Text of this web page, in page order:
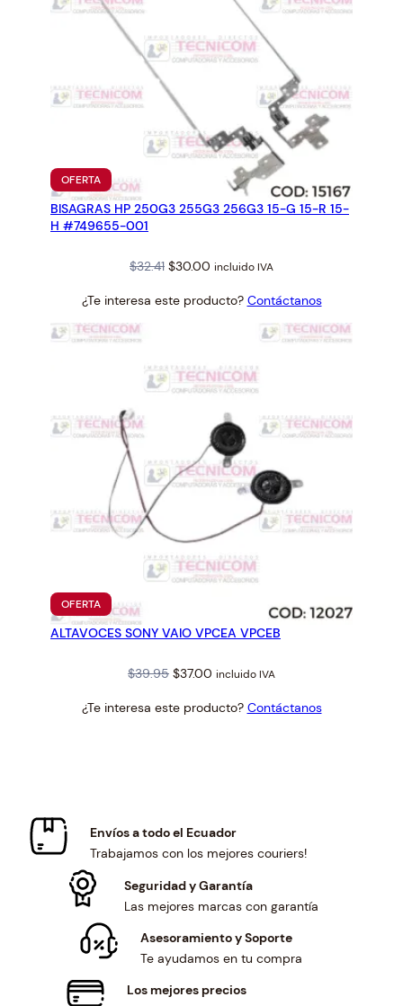
OFERTAPRODUCTO
EN
OFERTA
BISAGRAS HP 250G3 255G3 256G3 15-G 15-R 15-
H #749655-001
$32.41 Original
was:
$30.00 Current
is:
incluido IVA
¿Te interesa este producto? Contáctanos
OFERTAPRODUCTO
EN
OFERTA
ALTAVOCES SONY VAIO VPCEA VPCEB
$39.95 Original
was:
$37.00 Current
is:
incluido IVA
¿Te interesa este producto? Contáctanos
Envíos a todo el Ecuador
Trabajamos con los mejores couriers!
Seguridad y Garantía
Las mejores marcas con garantía
Asesoramiento y Soporte
Te ayudamos en tu compra
Los mejores precios